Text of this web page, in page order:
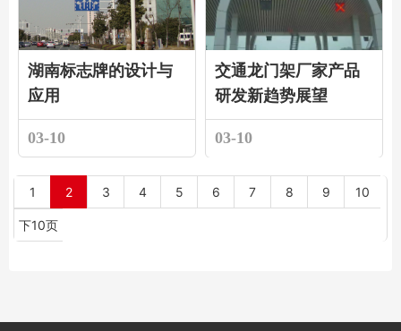
湖南标志牌的设计与
应用
03-10
交通龙门架厂家产品
研发新趋势展望
03-10
1 2 3 4 5 6 7 8 9 10
下10页